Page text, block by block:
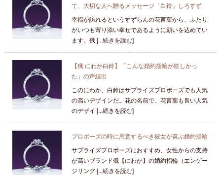
て、大切な人へ贈るメッセージ「白鈴」しろすず
幸福が訪れるというすずらんの花言葉から、ふたり
がいつも寄り添い幸せであるように願いを込めてい
ます。俄 [...続きを読む]
【俄 にわか白鈴】「こんな婚約指輪が欲しかっ
た」の声続出
このにわか、白鈴はサプライズプロポーズでも人気
の高いデザインだ。花の名前で、花言葉も良い人気
のデザイ [...続きを読む]
プロポーズの時に用意するべき彼女が喜ぶ婚約指輪
サプライズプロポーズにおすすめ、女性からの支持
が高いブランド俄【にわか】の婚約指輪（エンゲー
ジリング [...続きを読む]